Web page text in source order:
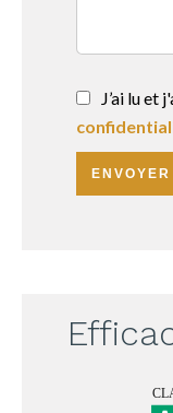
J’ai lu et
ENVOYER